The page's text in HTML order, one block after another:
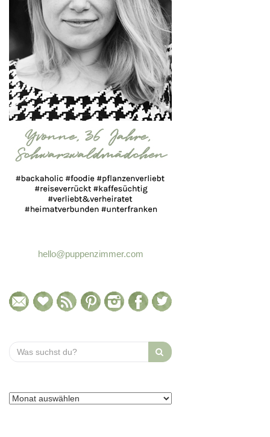
hello@puppenzimmer.com
Search
for: